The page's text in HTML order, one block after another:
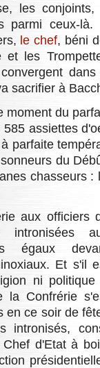
les
parmi ceux-
le chef, béni
et les
sacrifier à
moment du
assiettes
parfaite
du
chasseurs
aux officiers
intronisées
égaux
Et s'il
ni politique
la Confrérie
en ce soir de
Chef d'Etat à